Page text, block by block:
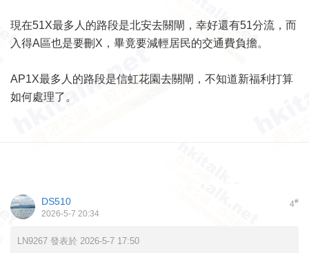
現在51X最多人的路段是北安去關閘，幸好還有51分流，而
入得A區也是要刪X，畢竟要減輕居民的交通費負擔。
AP1X最多人的路段是信虹花園去關閘，不知道新福利打算
如何處理了。
4#
DS510
2026-5-7 20:34
LN9267 發表於 2026-5-7 17:50